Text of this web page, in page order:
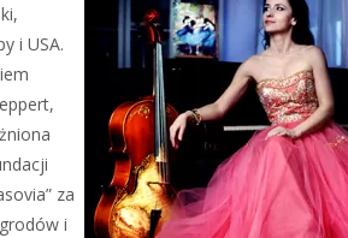
i USA.
za
i